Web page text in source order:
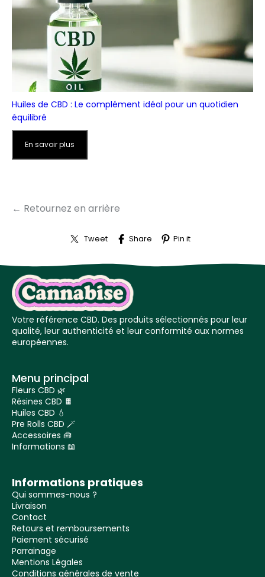
Huiles de CBD : Le complément idéal pour un quotidien
équilibré
En savoir plus
← Retournez en arrière
Tweet Share Pin it
Votre référence CBD. Des produits sélectionnés pour leur
qualité, leur authenticité et leur conformité aux normes
européennes.
Menu principal
Fleurs CBD 🌿
Résines CBD 🍫
Huiles CBD 💧
Pre Rolls CBD 🪄
Accessoires 🧰
Informations 📖
Informations pratiques
Qui sommes-nous ?
Livraison
Contact
Retours et remboursements
Paiement sécurisé
Parrainage
Mentions Légales
Conditions générales de vente